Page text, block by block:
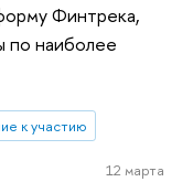
Финтрека,
по наиболее
к участию
12 марта